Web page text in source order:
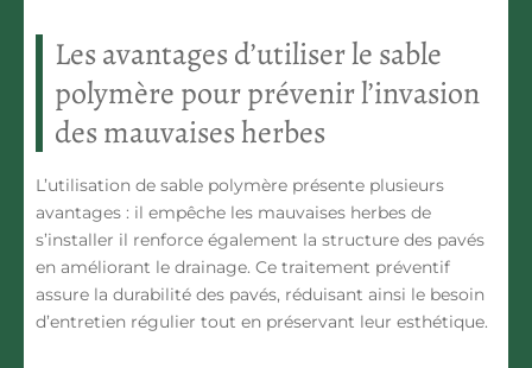
Les avantages d’utiliser le sable
polymère pour prévenir l’invasion
des mauvaises herbes
L’utilisation de sable polymère présente plusieurs
avantages : il empêche les mauvaises herbes de
s’installer il renforce également la structure des pavés
en améliorant le drainage. Ce traitement préventif
assure la durabilité des pavés, réduisant ainsi le besoin
d’entretien régulier tout en préservant leur esthétique.